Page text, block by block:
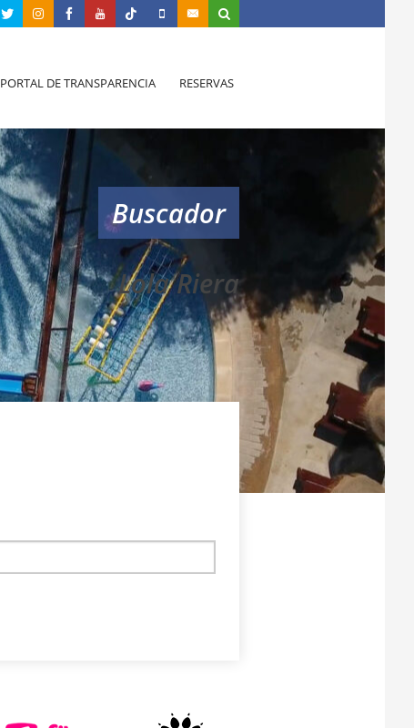
PORTAL DE TRANSPARENCIA RESERVAS
Buscador
Lola Riera